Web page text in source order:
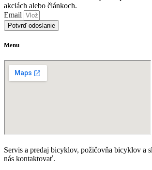
akciách alebo článkoch.
Email
Potvrď odoslanie
Menu
Servis a predaj bicyklov, požičovňa bicyklov a
nás kontaktovať.